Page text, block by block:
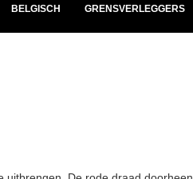
BELGISCH GRENSVERLEGGERS